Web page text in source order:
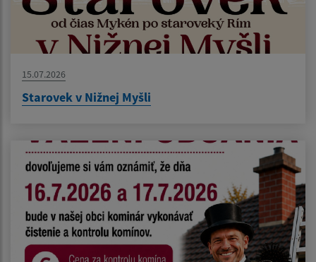
15.07.2026
Starovek v Nižnej Myšli